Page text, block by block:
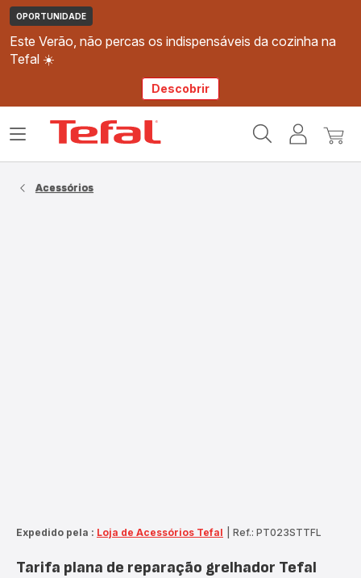
OPORTUNIDADE
Este Verão, não percas os indispensáveis da cozinha na
Tefal ☀️
Descobrir
Tefal
O
Abrir
Acessórios
Expedido pela : Loja de Acessórios Tefal Ref.: PT023STTFL
Tarifa plana de reparação grelhador Tefal